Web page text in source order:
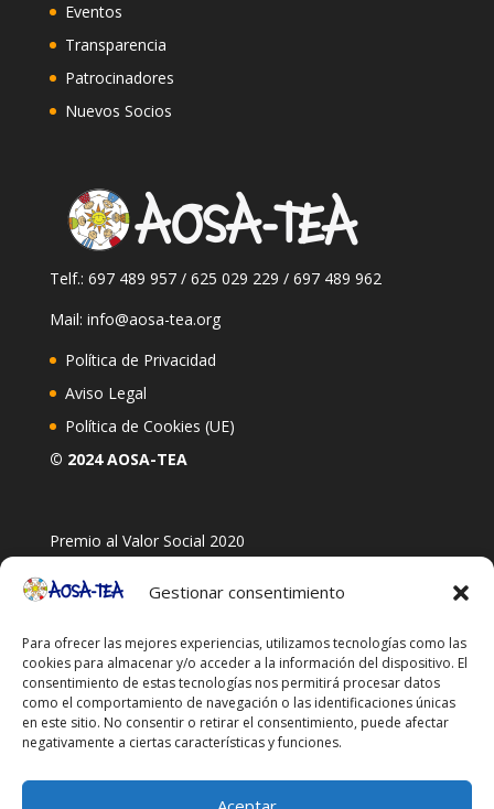
Gestionar consentimiento
Para ofrecer las mejores experiencias, utilizamos tecnologías como las
cookies para almacenar y/o acceder a la información del dispositivo. El
consentimiento de estas tecnologías nos permitirá procesar datos
como el comportamiento de navegación o las identificaciones únicas
en este sitio. No consentir o retirar el consentimiento, puede afectar
negativamente a ciertas características y funciones.
Eventos
Transparencia
Patrocinadores
Nuevos Socios
Telf.: 697 489 957 / 625 029 229 / 697 489 962
Mail: info@aosa-tea.org
Política de Privacidad
Aviso Legal
Política de Cookies (UE)
© 2024 AOSA-TEA
Premio al Valor Social 2020